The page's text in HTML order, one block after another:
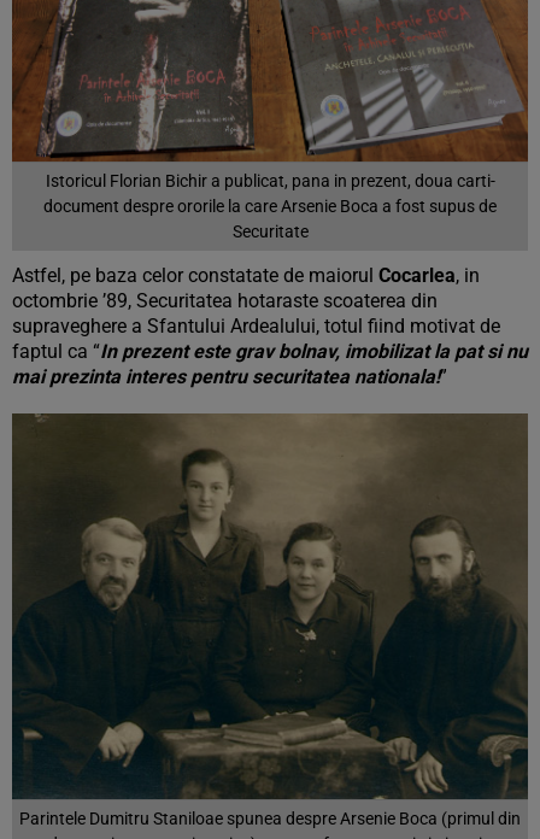
Istoricul Florian Bichir a publicat, pana in prezent, doua carti-
document despre ororile la care Arsenie Boca a fost supus de
Securitate
Astfel, pe baza celor constatate de maiorul Cocarlea, in
octombrie ’89, Securitatea hotaraste scoaterea din
supraveghere a Sfantului Ardealului, totul fiind motivat de
faptul ca “In prezent este grav bolnav, imobilizat la pat si nu
mai prezinta interes pentru securitatea nationala!”
Parintele Dumitru Staniloae spunea despre Arsenie Boca (primul din